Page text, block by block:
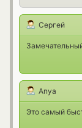
Сергей
Anya
Это самый